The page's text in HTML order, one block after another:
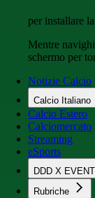
per installare
Mentre
schermo per
Notizie Calcio
Calcio Italiano
Calcio Estero
Calciomercato
Streaming
eSports
DDD X
Rubriche